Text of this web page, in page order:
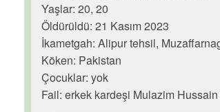
Yaşlar: 20, 20
Öldürüldü: 21 Kasım 2023
İkametgah: Alipur tehsil,
Köken: Pakistan
Çocuklar: yok
Fail: erkek kardeşi Mulazim Hussain